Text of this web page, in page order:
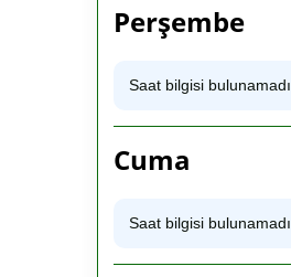
Perşembe
Saat bilgisi bulunamadı.
Cuma
Saat bilgisi bulunamadı.